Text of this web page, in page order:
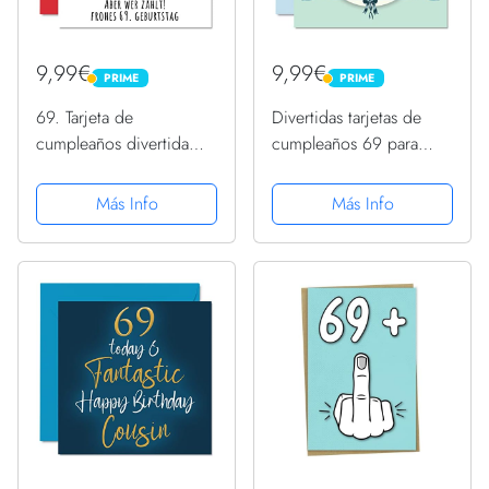
9,99€ PRIME
PRIME
69. Tarjeta de
cumpleaños divertida
texto en alemán "Ihn
You" (25202 días)
Más Info
9,99€ PRIME
PRIME
Divertidas tarjetas de
cumpleaños 69 para
cumpleaños, tarjeta de
feliz cumpleaños para
papá, tía, tío, niñera,
145...
Más Info